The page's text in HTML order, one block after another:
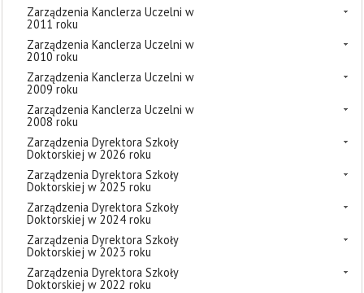
Zarządzenia Kanclerza Uczelni w
2011 roku
Zarządzenia Kanclerza Uczelni w
2010 roku
Zarządzenia Kanclerza Uczelni w
2009 roku
Zarządzenia Kanclerza Uczelni w
2008 roku
Zarządzenia Dyrektora Szkoły
Doktorskiej w 2026 roku
Zarządzenia Dyrektora Szkoły
Doktorskiej w 2025 roku
Zarządzenia Dyrektora Szkoły
Doktorskiej w 2024 roku
Zarządzenia Dyrektora Szkoły
Doktorskiej w 2023 roku
Zarządzenia Dyrektora Szkoły
Doktorskiej w 2022 roku